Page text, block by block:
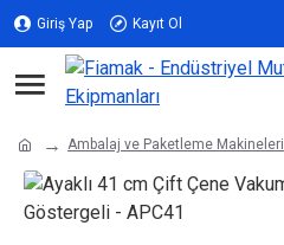
Giriş Yap Kayıt Ol
Ambalaj ve Paketleme Makineleri